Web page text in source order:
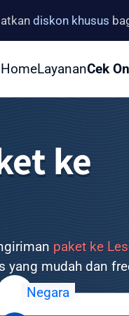
diskon khusus
HomeLayananCek
ke
paket ke
yang mudah dan
Negara